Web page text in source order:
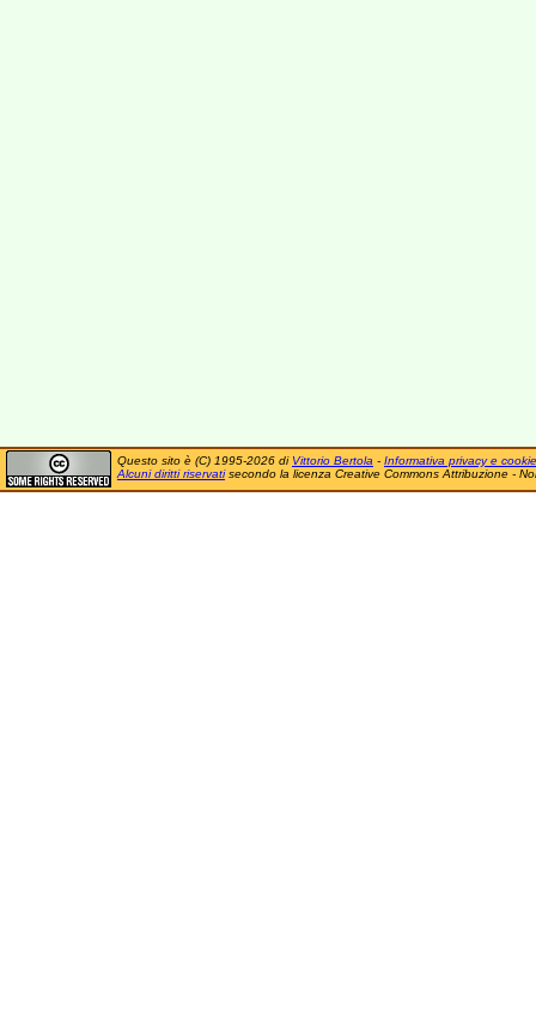
Questo sito è (C) 1995-2026 di Vittorio Bertola - Informativa privacy e cookie
Alcuni diritti riservatisecondo la licenza Creative Commons Attribuzione -